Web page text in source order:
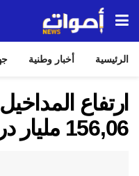
الرئيسية أخبار وطنية
ارتفاع
156,06 مليار درهم